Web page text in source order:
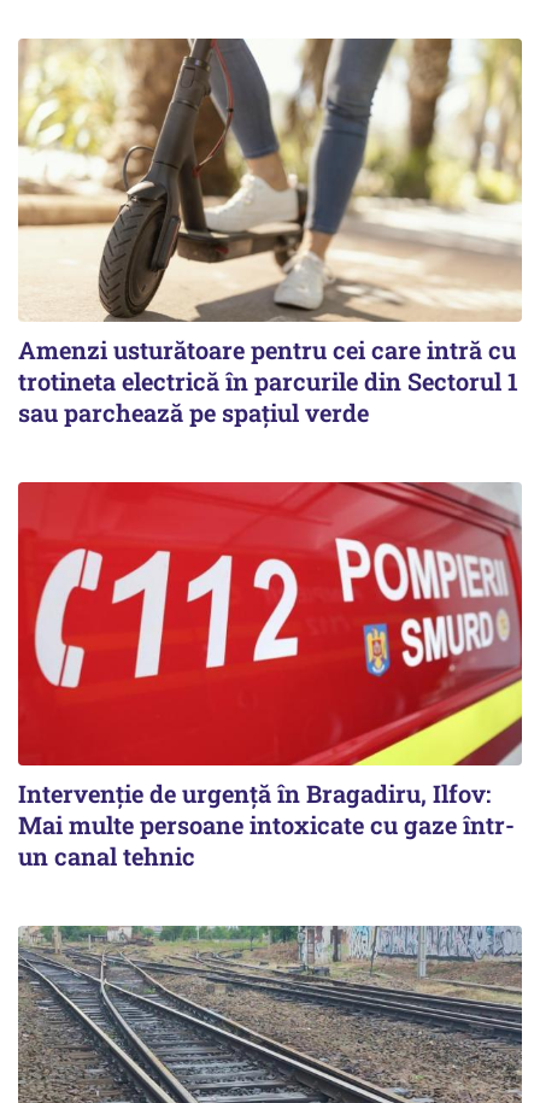
Amenzi usturătoare pentru cei care intră cu
trotineta electrică în parcurile din Sectorul 1
sau parchează pe spațiul verde
Intervenție de urgență în Bragadiru, Ilfov:
Mai multe persoane intoxicate cu gaze într-
un canal tehnic